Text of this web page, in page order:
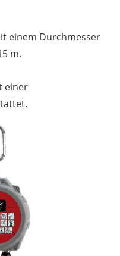
einem Durchmesser
m.
einer